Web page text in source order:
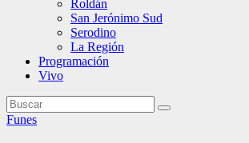
Roldán
San Jerónimo Sud
Serodino
La Región
Programación
Vivo
Funes